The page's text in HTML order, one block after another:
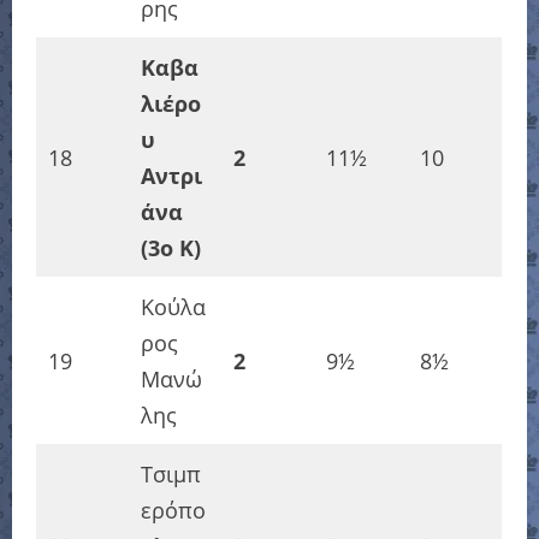
ρης
18
Καβα
λιέρο
υ
Αντρι
άνα
(3o K)
2 11½ 10
19
Κούλα
ρος
Μανώ
λης
2 9½ 8½
Τσιμπ
ερόπο